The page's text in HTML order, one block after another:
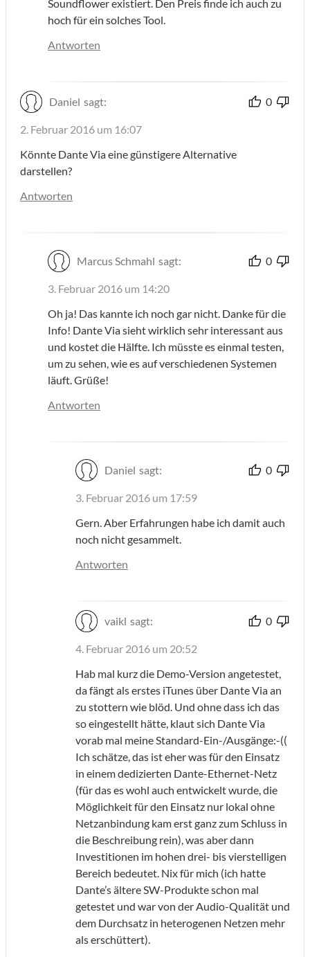
Soundflower existiert. Den Preis finde ich auch zu
hoch für ein solches Tool.
Antworten
Daniel sagt: 0
2. Februar 2016 um 16:07
Könnte Dante Via eine günstigere Alternative
darstellen?
Antworten
Marcus Schmahl sagt: 0
3. Februar 2016 um 14:20
Oh ja! Das kannte ich noch gar nicht. Danke für die
Info! Dante Via sieht wirklich sehr interessant aus
und kostet die Hälfte. Ich müsste es einmal testen,
um zu sehen, wie es auf verschiedenen Systemen
läuft. Grüße!
Antworten
Daniel sagt: 0
3. Februar 2016 um 17:59
Gern. Aber Erfahrungen habe ich damit auch
noch nicht gesammelt.
Antworten
vaikl sagt: 0
4. Februar 2016 um 20:52
Hab mal kurz die Demo-Version angetestet,
da fängt als erstes iTunes über Dante Via an
zu stottern wie blöd. Und ohne dass ich das
so eingestellt hätte, klaut sich Dante Via
vorab mal meine Standard-Ein-/Ausgänge:-((
Ich schätze, das ist eher was für den Einsatz
in einem dedizierten Dante-Ethernet-Netz
(für das es wohl auch entwickelt wurde, die
Möglichkeit für den Einsatz nur lokal ohne
Netzanbindung kam erst ganz zum Schluss in
die Beschreibung rein), was aber dann
Investitionen im hohen drei- bis vierstelligen
Bereich bedeutet. Nix für mich (ich hatte
Dante’s ältere SW-Produkte schon mal
getestet und war von der Audio-Qualität und
dem Durchsatz in heterogenen Netzen mehr
als erschüttert).